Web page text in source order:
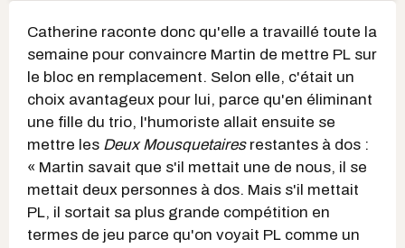
Catherine raconte donc qu'elle a travaillé toute la
semaine pour convaincre Martin de mettre PL sur
le bloc en remplacement. Selon elle, c'était un
choix avantageux pour lui, parce qu'en éliminant
une fille du trio, l'humoriste allait ensuite se
mettre les Deux Mousquetairesrestantes à dos :
« Martin savait que s'il mettait une de nous, il se
mettait deux personnes à dos. Mais s'il mettait
PL, il sortait sa plus grande compétition en
termes de jeu parce qu'on voyait PL comme un